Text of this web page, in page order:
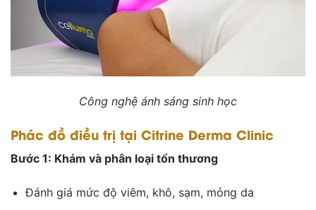
Công nghệ ánh sáng sinh học
Phác đồ điều trị tại Citrine Derma Clinic
Bước 1: Khám và phân loại tổn thương
Đánh giá mức độ viêm, khô, sạm, mỏng da